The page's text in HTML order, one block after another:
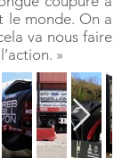
le monde. On a
va nous faire
»